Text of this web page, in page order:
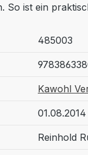
So ist ein
485003
Kawohl
01.08.2014
Reinhold